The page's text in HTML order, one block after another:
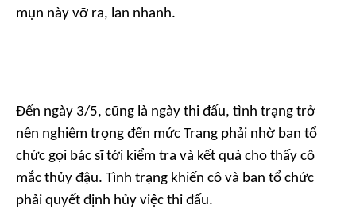
mụn này vỡ ra, lan nhanh.
Đến ngày 3/5, cũng là ngày thi đấu, tình trạng trở
nên nghiêm trọng đến mức Trang phải nhờ ban tổ
chức gọi bác sĩ tới kiểm tra và kết quả cho thấy cô
mắc thủy đậu. Tình trạng khiến cô và ban tổ chức
phải quyết định hủy việc thi đấu.